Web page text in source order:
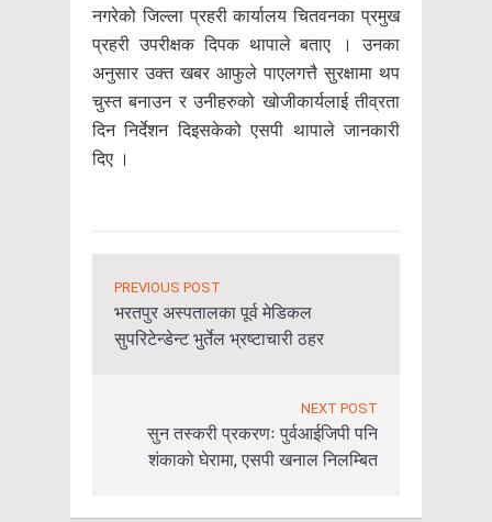
नगरेको जिल्ला प्रहरी कार्यालय चितवनका प्रमुख
प्रहरी उपरीक्षक दिपक थापाले बताए । उनका
अनुसार उक्त खबर आफुले पाएलगत्तै सुरक्षामा थप
चुस्त बनाउन र उनीहरुको खोजीकार्यलाई तीव्रता
दिन निर्देशन दिइसकेको एसपी थापाले जानकारी
दिए ।
PREVIOUS POST
भरतपुर अस्पतालका पूर्व मेडिकल
सुपरिटेन्डेन्ट भुर्तेल भ्रष्टाचारी ठहर
NEXT POST
सुन तस्करी प्रकरणः पुर्वआईजिपी पनि
शंकाको घेरामा, एसपी खनाल निलम्बित